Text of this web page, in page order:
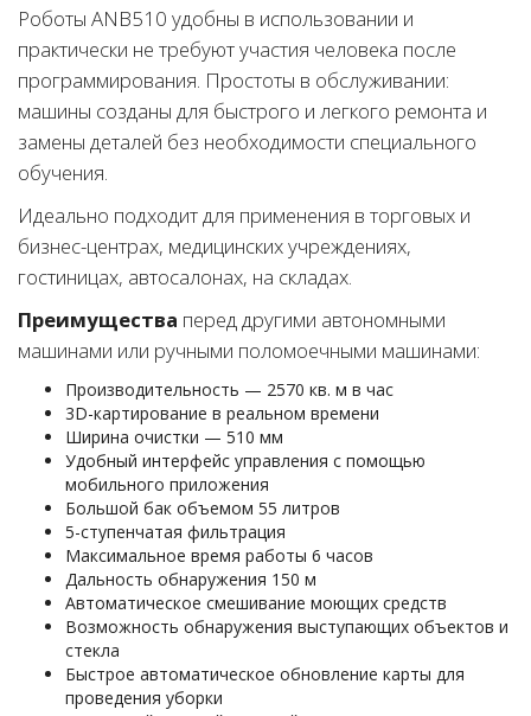
Роботы ANB510 удобны в использовании и
практически не требуют участия человека после
программирования. Простоты в обслуживании:
машины созданы для быстрого и легкого ремонта и
замены деталей без необходимости специального
обучения.
Идеально подходит для применения в торговых и
бизнес-центрах, медицинских учреждениях,
гостиницах, автосалонах, на складах.
Преимущества перед другими автономными
машинами или ручными поломоечными машинами:
Производительность — 2570 кв. м в час
3D-картирование в реальном времени
Ширина очистки — 510 мм
Удобный интерфейс управления с помощью
мобильного приложения
Большой бак объемом 55 литров
5-ступенчатая фильтрация
Максимальное время работы 6 часов
Дальность обнаружения 150 м
Автоматическое смешивание моющих средств
Возможность обнаружения выступающих объектов и
стекла
Быстрое автоматическое обновление карты для
проведения уборки